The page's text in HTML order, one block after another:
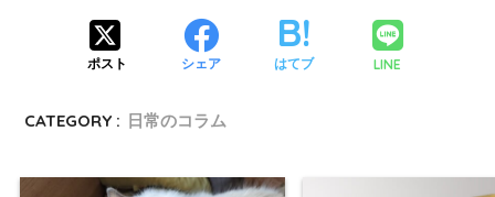
ポスト シェア はてブ LINE
CATEGORY : 日常のコラム